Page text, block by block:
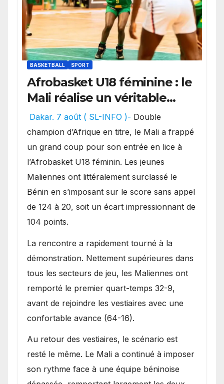
BASKETBALL SPORT
Afrobasket U18 féminine : le
Mali réalise un véritable
festival offensif et inflige
une lourde défaite au
Bénin.
Dakar. 7 août ( SL-INFO )- Double
champion d’Afrique en titre, le Mali a frappé
un grand coup pour son entrée en lice à
l’Afrobasket U18 féminin. Les jeunes
Maliennes ont littéralement surclassé le
Bénin en s’imposant sur le score sans appel
de 124 à 20, soit un écart impressionnant de
104 points.
La rencontre a rapidement tourné à la
démonstration. Nettement supérieures dans
tous les secteurs de jeu, les Maliennes ont
remporté le premier quart-temps 32-9,
avant de rejoindre les vestiaires avec une
confortable avance (64-16).
Au retour des vestiaires, le scénario est
resté le même. Le Mali a continué à imposer
son rythme face à une équipe béninoise